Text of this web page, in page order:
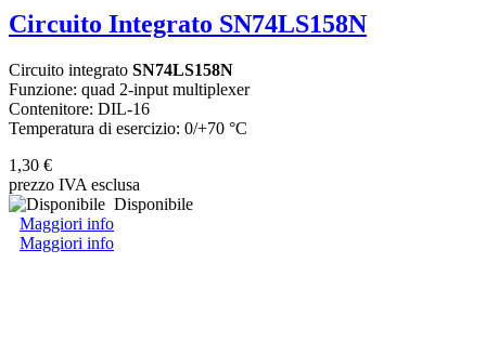
Circuito Integrato SN74LS158N
Circuito integrato SN74LS158N
Funzione: quad 2-input multiplexer
Contenitore: DIL-16
Temperatura di esercizio: 0/+70 °C
1,30 €
prezzo IVA esclusa
Disponibile
Maggiori info
Maggiori info